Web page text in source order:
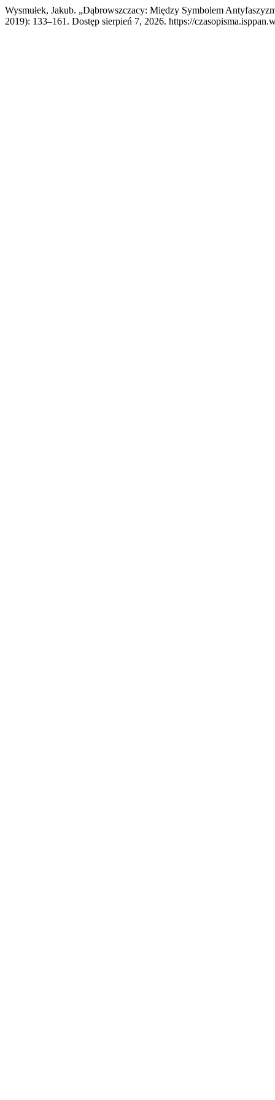
Wysmułek, Jakub. „Dąbrowszczacy: Między Symbolem
2019): 133–161. Dostęp sierpień 7, 2026. https://